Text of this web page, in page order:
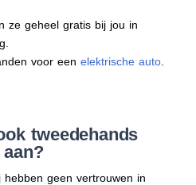
ze geheel gratis bij jou in
voor een elektrische auto.
tweedehands
hebben geen vertrouwen in